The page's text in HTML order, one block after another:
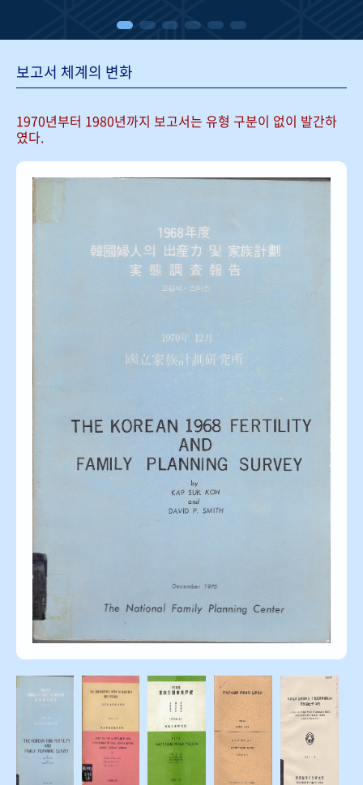
보고서 체계의 변화
1970년부터 1980년까지 보고서는 유형 구분이 없이 발간하
였다.